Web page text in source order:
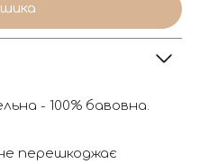
- 100% бавовна.
перешкоджає